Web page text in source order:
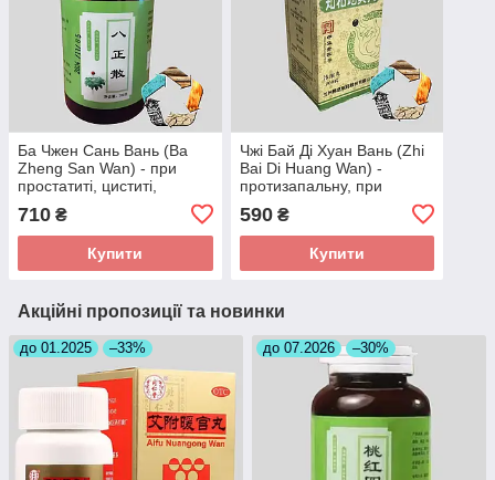
Ба Чжен Сань Вань (Ba
Zheng San Wan) - при
простатиті, циститі,
пієлонефриті, нетриманні
сечі
710 ₴
Купити
Чжі Бай Ді Хуан Вань (Zhi
Bai Di Huang Wan) -
протизапальну, при
простатиті
590₴
Купити
Акційні пропозиції та новинки
до 01.2025 –33% до 07.2026 –30%